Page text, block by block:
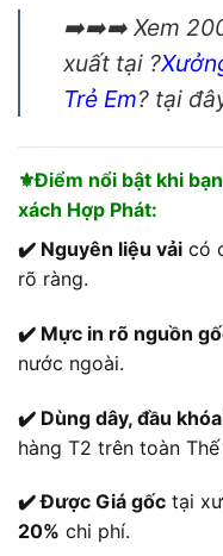
➡️➡️➡️ Xem
xuất tại ?
Trẻ Em? tại
⚜️Điểm nổi bật khi
xách Hợp Phát:
✔️ Nguyên liệu vải có
rõ ràng.
✔️ Mực in rõ nguồn
nước ngoài.
✔️ Dùng dây, đầu
hàng T2 trên toàn
✔️ Được Giá gốc tại
20% chi phí.